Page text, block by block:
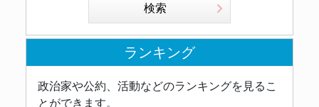
検索
ランキング
政治家や公約、活動などのランキングを見るこ
とができます。